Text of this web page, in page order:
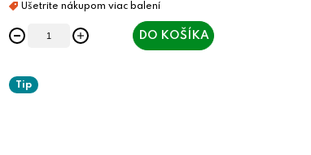
DO KOŠÍKA
Tip